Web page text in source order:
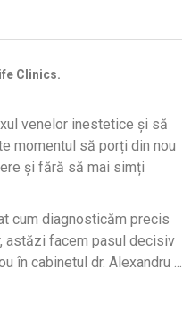
Clinics.
venelor inestetice și să
momentul să porți din nou
și fără să mai simți
cum diagnosticăm precis
astăzi facem pasul decisiv
în cabinetul dr. Alexandru ...